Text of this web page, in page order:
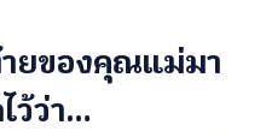
ยของคุณแม่มา
ว้ว่า…